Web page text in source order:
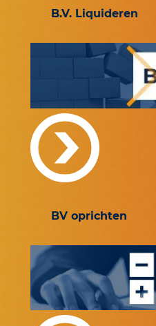
B.V. Liquideren
BV oprichten